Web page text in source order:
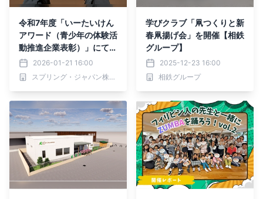
令和7年度「いーたいけん
アワード（青少年の体験活
動推進企業表彰）」にて、
「インターナショナルジュ
ニアカレッジ」が「奨励
賞」を受賞
2026-01-21 16:00
スプリング・ジャパン株式会社
学びクラブ「凧つくりと新
春凧揚げ会」を開催【相鉄
グループ】
2025-12-23 16:00
相鉄グループ